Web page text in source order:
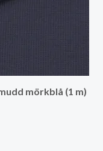
mörkblå (1 m)